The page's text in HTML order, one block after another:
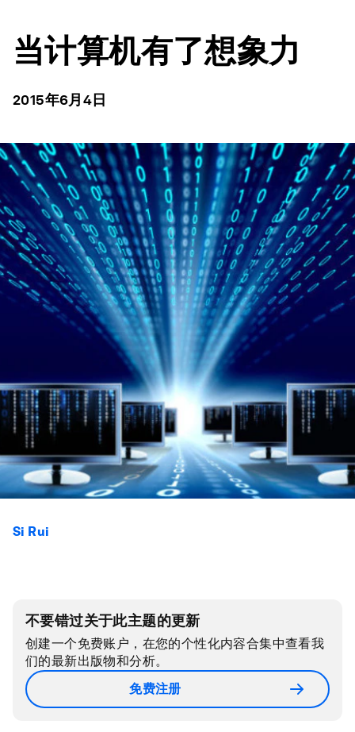
当计算机有了想象力
2015年6月4日
Si Rui
不要错过关于此主题的更新
创建一个免费账户，在您的个性化内容合集中查看我
们的最新出版物和分析。
免费注册